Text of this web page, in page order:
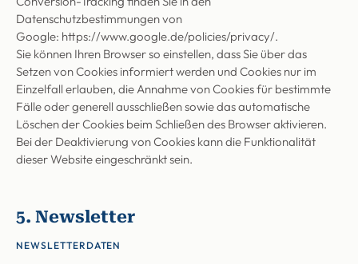
Datenschutzbestimmungen von
Google: https://www.google.de/policies/privacy/.
Sie können Ihren Browser so einstellen, dass Sie über das
Setzen von Cookies informiert werden und Cookies nur im
Einzelfall erlauben, die Annahme von Cookies für bestimmte
Fälle oder generell ausschließen sowie das automatische
Löschen der Cookies beim Schließen des Browser aktivieren.
Bei der Deaktivierung von Cookies kann die Funktionalität
dieser Website eingeschränkt sein.
5. Newsletter
NEWSLETTERDATEN